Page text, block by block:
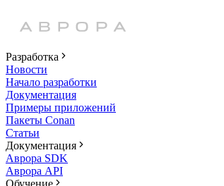
Разработка
Новости
Начало разработки
Документация
Примеры приложений
Пакеты Conan
Статьи
Документация
Аврора SDK
Аврора API
Обучение